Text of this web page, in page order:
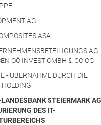
AG
ASA
AG
OÖ INVEST GMBH & CO OG
- ÜBERNAHME DURCH DIE
HOLDING
STEIERMARK AG
DES IT-